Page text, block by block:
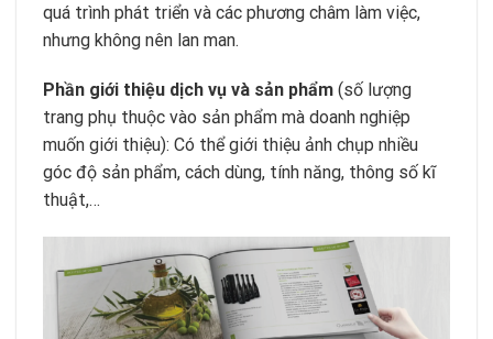
quá trình phát triển và các phương châm làm việc,
nhưng không nên lan man.
Phần giới thiệu dịch vụ và sản phẩm (số lượng
trang phụ thuộc vào sản phẩm mà doanh nghiệp
muốn giới thiệu): Có thể giới thiệu ảnh chụp nhiều
góc độ sản phẩm, cách dùng, tính năng, thông số kĩ
thuật,…